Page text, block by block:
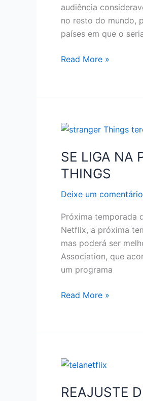
audiência
no resto do mundo,
países em que o
CURIOSIDADES
CASA
PAPEL
Read More »
SE LIGA NA
THINGS
Deixe um comentário
Próxima temporada
Netflix, a próxima
mas poderá ser
Association, que
um programa
SE
PRÓXIMA
DE
THINGS
Read More »
REAJUSTE